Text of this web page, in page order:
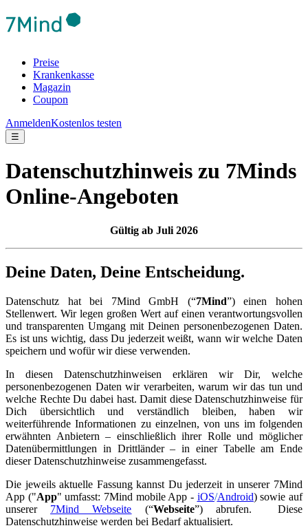
Preise
Krankenkasse
Magazin
Coupon
AnmeldenKostenlos testen
☰
Datenschutzhinweis zu 7Minds
Online-Angeboten
Gültig ab Juli 2026
Deine Daten, Deine Entscheidung.
Datenschutz hat bei 7Mind GmbH (“7Mind”) einen hohen
Stellenwert. Wir legen großen Wert auf einen verantwortungsvollen
und transparenten Umgang mit Deinen personenbezogenen Daten.
Es ist uns wichtig, dass Du jederzeit weißt, wann wir welche Daten
speichern und wofür wir diese verwenden.
In diesen Datenschutzhinweisen erklären wir Dir, welche
personenbezogenen Daten wir verarbeiten, warum wir das tun und
welche Rechte Du dabei hast. Damit diese Datenschutzhinweise für
Dich übersichtlich und verständlich bleiben, haben wir
weiterführende Informationen zu einzelnen, von uns im folgenden
erwähnten Anbietern – einschließlich ihrer Rolle und möglicher
Datenübermittlungen in Drittländer – in einer Tabelle am Ende
dieser Datenschutzhinweise zusammengefasst.
Die jeweils aktuelle Fassung kannst Du jederzeit in unserer 7Mind
App ("App" umfasst: 7Mind mobile App - iOS/Android) sowie auf
unserer 7Mind Webseite (“Webseite”) abrufen. Diese
Datenschutzhinweise werden bei Bedarf aktualisiert.